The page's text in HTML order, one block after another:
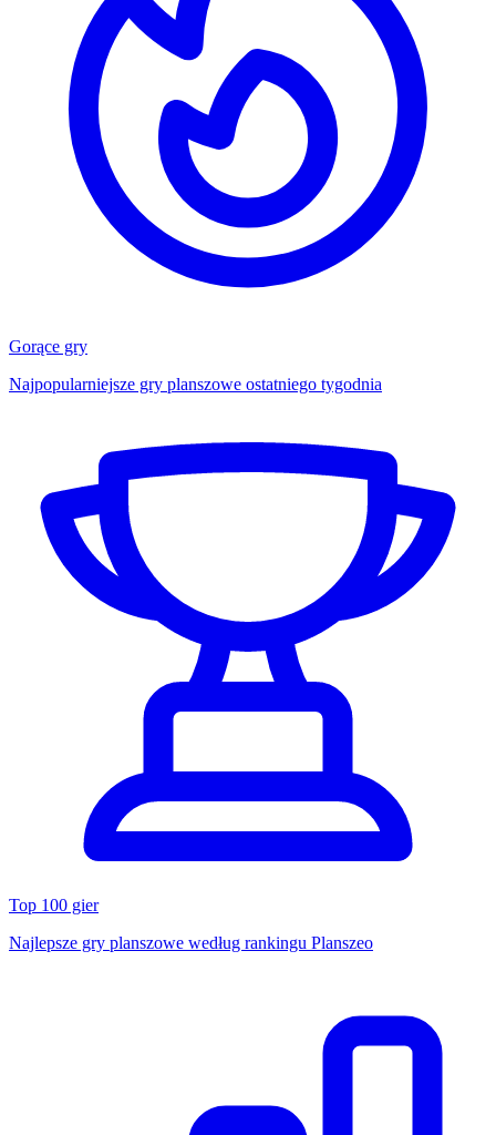
Gorące gry
Najpopularniejsze gry planszowe ostatniego tygodnia
Top 100 gier
Najlepsze gry planszowe według rankingu Planszeo